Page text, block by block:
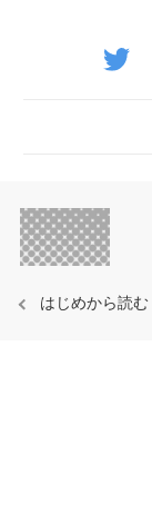
はじめから読む